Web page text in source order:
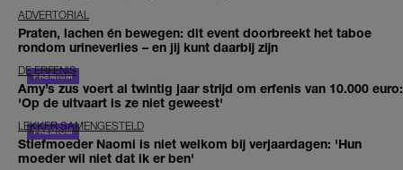
ADVERTORIAL
Praten, lachen én bewegen: dit event doorbreekt het taboe
rondom urineverlies – en jij kunt daarbij zijn
DE ERFENIS
Amy’s zus voert al twintig jaar strijd om erfenis van 10.000 euro:
'Op de uitvaart is ze niet geweest'
LEKKER SAMENGESTELD
Stiefmoeder Naomi is niet welkom bij verjaardagen: 'Hun
moeder wil niet dat ik er ben'